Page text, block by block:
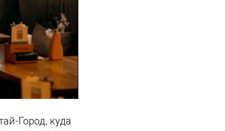
Город, куда